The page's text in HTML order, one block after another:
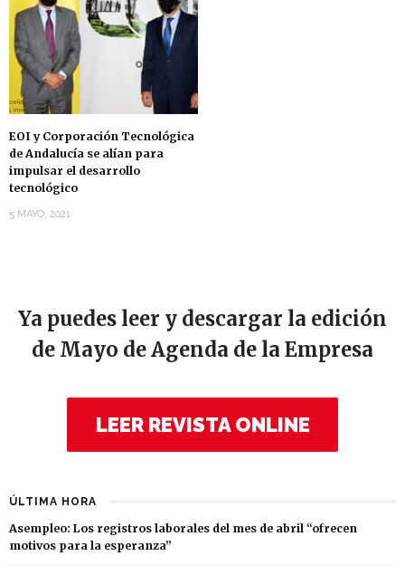
EOI y Corporación Tecnológica
de Andalucía se alían para
impulsar el desarrollo
tecnológico
5 MAYO, 2021
Ya puedes leer y descargar la edición
de Mayo de Agenda de la Empresa
LEER REVISTA ONLINE
ÚLTIMA HORA
Asempleo: Los registros laborales del mes de abril “ofrecen
motivos para la esperanza”